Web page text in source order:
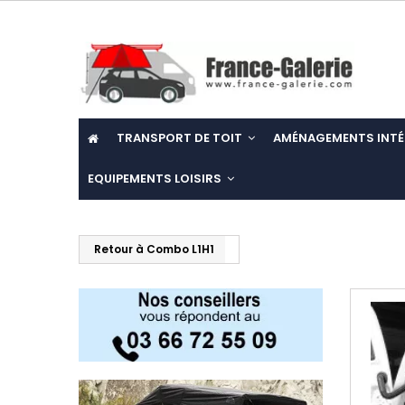
TRANSPORT DE TOIT AMÉNAGEMENTS
EQUIPEMENTS LOISIRS
Retour à Combo L1H1